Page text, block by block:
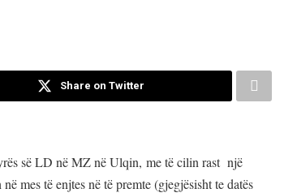
Share on Twitter
së LD në MZ në Ulqin, me të cilin rast një
mes të enjtes në të premte (gjegjësisht te datës